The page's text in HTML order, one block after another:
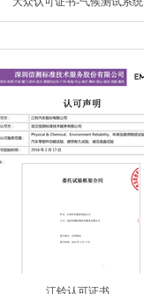
江铃认可证书